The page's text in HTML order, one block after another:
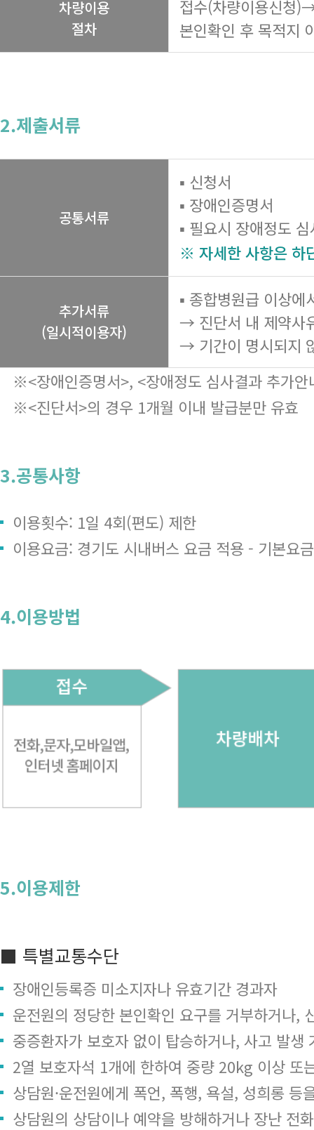
차량이용
절차
접수(차량이용신청
본인확인 후 목적지
2.제출서류
공통서류
▪ 신청서
▪ 장애인증명서
▪ 필요시 장애정도
※ 자세한 사항은 하
추가서류
(일시적이용자)
▪ 종합병원급 이상에
→ 진단서 내 제약사
→ 기간이 명시되지
※<장애인증명서>, <장애정도 심사결과 추가
※<진단서>의 경우 1개월 이내 발급분만 유효
3.공통사항
이용횟수: 1일 4회(편도) 제한
이용요금: 경기도 시내버스 요금 적용 - 기본
4.이용방법
5.이용제한
■ 특별교통수단
장애인등록증 미소지자나 유효기간 경과자
운전원의 정당한 본인확인 요구를 거부하거나,
중증환자가 보호자 없이 탑승하거나, 사고 발생
2열 보호자석 1개에 한하여 중량 20kg 이상 또
상담원·운전원에게 폭언, 폭행, 욕설, 성희롱 등
상담원의 상담이나 예약을 방해하거나 장난 전